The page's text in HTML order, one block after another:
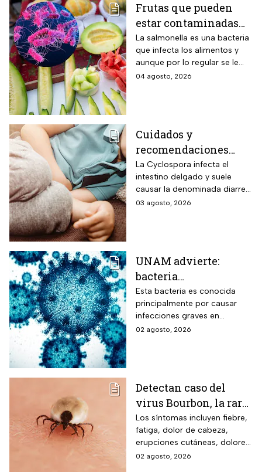
Frutas que pueden
estar contaminadas
de salmonella y cómo
protegerte del
contagio
La salmonella es una bacteria
que infecta los alimentos y
aunque por lo regular se le
relaciona con el huevo,
04 agosto, 2026
Cuidados y
recomendaciones
para niños ante los
riesgos por cyclospora
La Cyclospora infecta el
intestino delgado y suele
causar la denominada diarrea
explosiva, de acuerdo con
03 agosto, 2026
UNAM advierte:
bacteria
Acinetobacter
baumannii podría
transmitirse entre
humanos y animales
Esta bacteria es conocida
principalmente por causar
infecciones graves en
hospitales
02 agosto, 2026
Detectan caso del
virus Bourbon, la rara
enfermedad
transmitida por
garrapatas que no
tiene cura ni vacuna
Los síntomas incluyen fiebre,
fatiga, dolor de cabeza,
erupciones cutáneas, dolores
musculares, náuseas y
02 agosto, 2026